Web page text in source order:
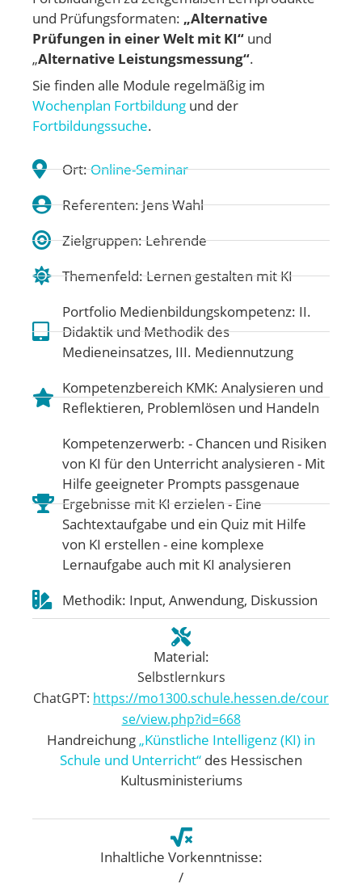
und Prüfungsformaten: „Alternative
Prüfungen in einer Welt mit KI“ und
„Alternative Leistungsmessung“.
Sie finden alle Module regelmäßig im
Wochenplan Fortbildung und der
Fortbildungssuche.
Ort:Online-Seminar
Referenten: Jens Wahl
Zielgruppen: Lehrende
Themenfeld:Lernen gestalten mit KI
Portfolio Medienbildungskompetenz: II.
Didaktik und Methodik des
Medieneinsatzes, III. Mediennutzung
Kompetenzbereich KMK: Analysieren und
Reflektieren, Problemlösen und Handeln
Kompetenzerwerb: - Chancen und Risiken
von KI für den Unterricht analysieren - Mit
Hilfe geeigneter Prompts passgenaue
Ergebnisse mit KI erzielen - Eine
Sachtextaufgabe und ein Quiz mit Hilfe
von KI erstellen - eine komplexe
Lernaufgabe auch mit KI analysieren
Methodik: Input, Anwendung, Diskussion
Material:
Selbstlernkurs
ChatGPT: https://mo1300.schule.hessen.de/cour
se/view.php?id=668
Handreichung „Künstliche Intelligenz (KI) in
Schule und Unterricht“ des Hessischen
Kultusministeriums
Inhaltliche Vorkenntnisse:
/